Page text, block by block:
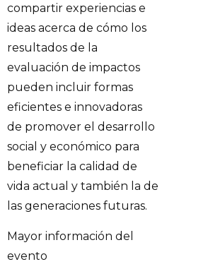
compartir experiencias e
ideas acerca de cómo los
resultados de la
evaluación de impactos
pueden incluir formas
eficientes e innovadoras
de promover el desarrollo
social y económico para
beneficiar la calidad de
vida actual y también la de
las generaciones futuras.
Mayor información del
evento